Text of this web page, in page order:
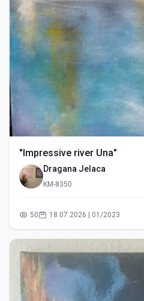
"Impressive river Una"
Dragana Jelaca
KM-8350
50 18.07.2026 | 01/2023